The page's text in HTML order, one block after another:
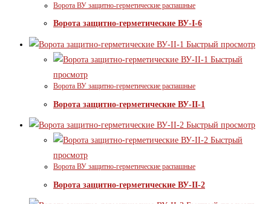
Ворота ВУ защитно-герметические распашные
Ворота защитно-герметические ВУ-I-6
Быстрый просмотр
Быстрый
просмотр
Ворота ВУ защитно-герметические распашные
Ворота защитно-герметические ВУ-II-1
Быстрый просмотр
Быстрый
просмотр
Ворота ВУ защитно-герметические распашные
Ворота защитно-герметические ВУ-II-2